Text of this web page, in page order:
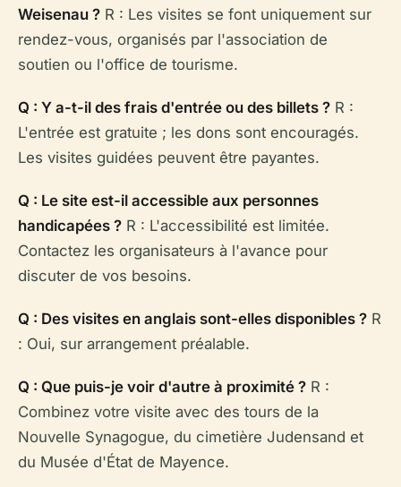
Weisenau ? R : Les visites se font uniquement sur
rendez-vous, organisés par l'association de
soutien ou l'office de tourisme.
Q : Y a-t-il des frais d'entrée ou des billets ? R :
L'entrée est gratuite ; les dons sont encouragés.
Les visites guidées peuvent être payantes.
Q : Le site est-il accessible aux personnes
handicapées ? R : L'accessibilité est limitée.
Contactez les organisateurs à l'avance pour
discuter de vos besoins.
Q : Des visites en anglais sont-elles disponibles ? R
: Oui, sur arrangement préalable.
Q : Que puis-je voir d'autre à proximité ? R :
Combinez votre visite avec des tours de la
Nouvelle Synagogue, du cimetière Judensand et
du Musée d'État de Mayence.